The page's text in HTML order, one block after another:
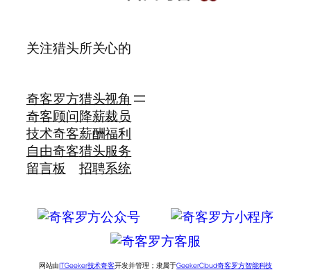
关注猎头所关心的
奇客罗方
奇客顾问
技术奇客
自由奇客
留言板
猎头视角
降薪裁员
薪酬福利
猎头服务
招聘系统
网站由ITGeeker技术奇客开发并管理；隶属于GeekerCloud奇客罗方智能科技